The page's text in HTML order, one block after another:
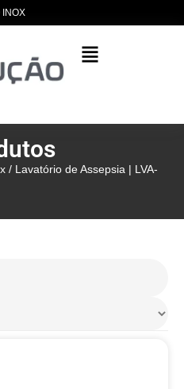
INOX
/ Lavatório de Assepsia | LVA-
| Evolução Inox